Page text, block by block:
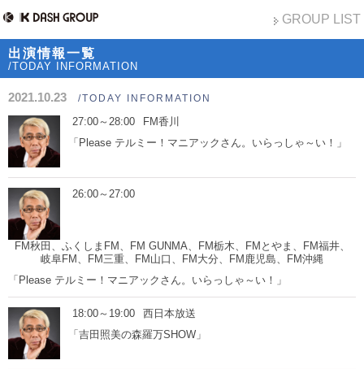
GROUP LIST
出演情報一覧
/TODAY INFORMATION
2021.10.23 /TODAY INFORMATION
27:00～28:00
FM香川
「Please テルミー！マニアックさん。いらっしゃ～い！」
26:00～27:00
FM秋田、ふくしまFM、FM GUNMA、FM栃木、FMとやま、FM福井、
岐阜FM、FM三重、FM山口、FM大分、FM鹿児島、FM沖縄
「Please テルミー！マニアックさん。いらっしゃ～い！」
18:00～19:00
西日本放送
「吉田照美の森羅万SHOW」